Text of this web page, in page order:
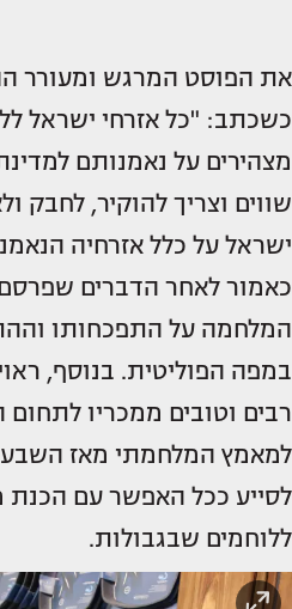
את הפוסט המרגש ומעורר
כשכתב: "כל אזרחי ישראל
מצהירים על נאמנותם
שווים וצריך להוקיר, לחבק
ישראל על כלל אזרחיה
כאמור לאחר הדברים
המלחמה על התפכחותו
במפה הפוליטית. בנוסף,
רבים וטובים ממכריו לתחום
למאמץ המלחמתי מאז
לסייע ככל האפשר עם הכנת
ללוחמים שבגבולות.